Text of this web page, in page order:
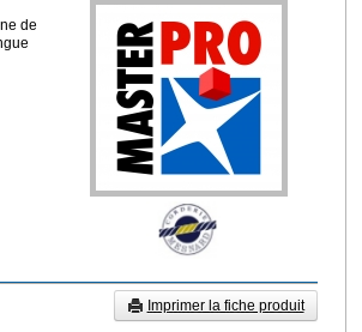
de
Imprimer la fiche produit